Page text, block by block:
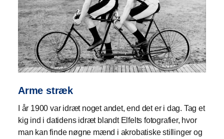
Arme stræk
I år 1900 var idræt noget andet, end det er i dag. Tag et
kig ind i datidens idræt blandt Elfelts fotografier, hvor
man kan finde nøgne mænd i akrobatiske stillinger og